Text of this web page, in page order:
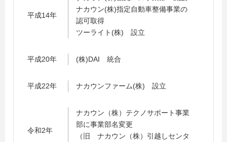
平成14年
ナカウン(株)指定自動車整備事業の
認可取得
ツーライト(株) 設立
平成20年 (株)DAI 統合
平成22年 ナカウンファーム(株) 設立
令和2年
ナカウン（株）テクノサポート事業
部に事業部名変更
（旧 ナカウン（株）引越しセンタ